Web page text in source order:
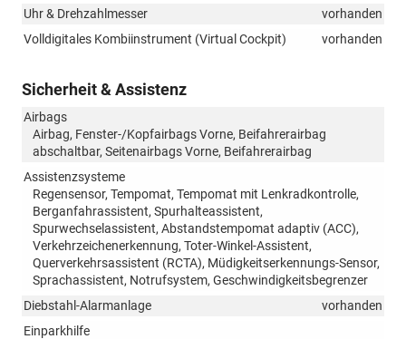
Uhr & Drehzahlmesser
vorhanden
Volldigitales Kombiinstrument (Virtual Cockpit)
vorhanden
Sicherheit & Assistenz
Airbags
Airbag, Fenster-/Kopfairbags Vorne, Beifahrerairbag
abschaltbar, Seitenairbags Vorne, Beifahrerairbag
Assistenzsysteme
Regensensor, Tempomat, Tempomat mit Lenkradkontrolle,
Berganfahrassistent, Spurhalteassistent,
Spurwechselassistent, Abstandstempomat adaptiv (ACC),
Verkehrzeichenerkennung, Toter-Winkel-Assistent,
Querverkehrsassistent (RCTA), Müdigkeitserkennungs-Sensor,
Sprachassistent, Notrufsystem, Geschwindigkeitsbegrenzer
Diebstahl-Alarmanlage
vorhanden
Einparkhilfe